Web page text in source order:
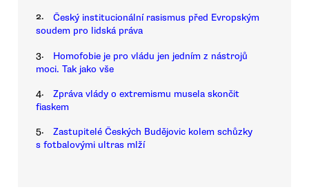
2.
Český institucionální rasismus před Evropským
soudem pro lidská práva
3.
Homofobie je pro vládu jen jedním z nástrojů
moci. Tak jako vše
4.
Zpráva vlády o extremismu musela skončit
fiaskem
5.
Zastupitelé Českých Budějovic kolem schůzky
s fotbalovými ultras mlží